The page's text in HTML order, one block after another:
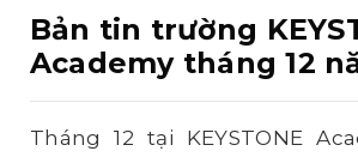
Bản tin trường
Academy tháng 12
Tháng 12 tại KEYSTONE